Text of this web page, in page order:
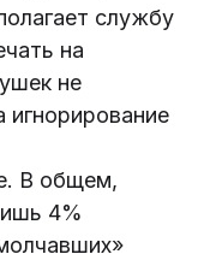
службу
на
не
В общем,
4%